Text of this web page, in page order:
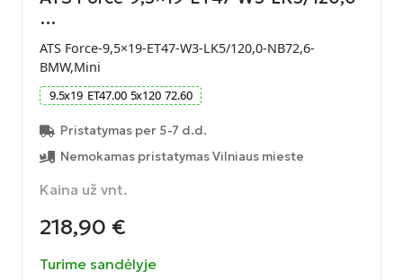
…
ATS Force-9,5×19-ET47-W3-LK5/120,0-NB72,6-
BMW,Mini
9.5x19 ET47.00 5x120 72.60
Pristatymas per 5-7 d.d.
Nemokamas pristatymas Vilniaus mieste
Kaina už vnt.
218,90 €
Turime sandėlyje